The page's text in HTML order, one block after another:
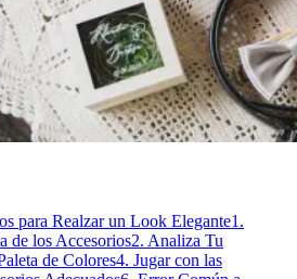
para Realzar un Look Elegante1.
de los Accesorios2. Analiza Tu
de Colores4. Jugar con las